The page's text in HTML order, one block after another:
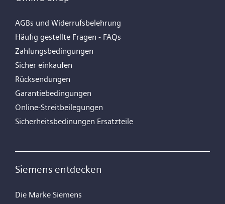
AGBs und Widerrufsbelehrung
Häufig gestellte Fragen - FAQs
Zahlungsbedingungen
Sicher einkaufen
Rücksendungen
Garantiebedingungen
Online-Streitbeilegungen
Sicherheitsbedinungen Ersatzteile
Siemens entdecken
Die Marke Siemens